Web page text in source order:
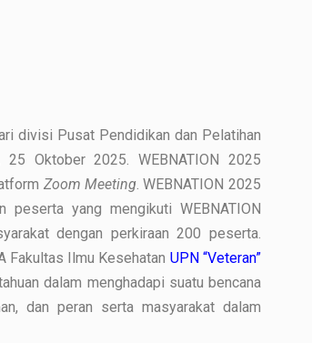
divisi Pusat Pendidikan dan Pelatihan
Oktober 2025. WEBNATION 2025
Zoom Meeting. WEBNATION 2025
peserta yang mengikuti WEBNATION
dengan perkiraan 200 peserta.
Fakultas Ilmu Kesehatan UPN “Veteran”
dalam menghadapi suatu bencana
dan peran serta masyarakat dalam